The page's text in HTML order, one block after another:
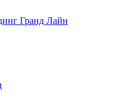
Гранд Лайн